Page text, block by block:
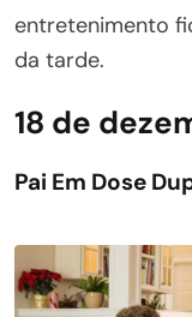
entretenimento
da tarde.
18 de
Pai Em Dose